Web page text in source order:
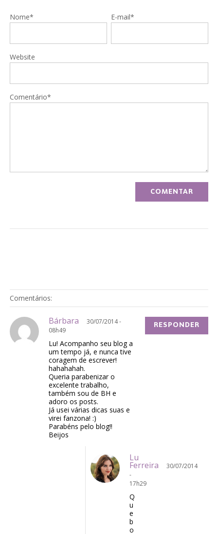
Nome* E-mail*
Website
Comentário*
Comentários:
Bárbara
30/07/2014 -
08h49
Lu! Acompanho seu blog a
um tempo já, e nunca tive
coragem de escrever!
hahahahah.
Queria parabenizar o
excelente trabalho,
também sou de BH e
adoro os posts.
Já usei várias dicas suas e
virei fanzona! :)
Parabéns pelo blog!!
Beijos
RESPONDER
Lu
Ferreira
30/07/2014
-
17h29
Q
u
e
b
o